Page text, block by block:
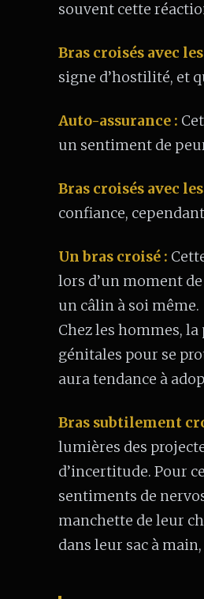
souvent cette
Bras croisés avec
signe d’hostilité, et
Auto-assurance :
un sentiment de
Bras croisés avec
confiance,
Un bras croisé :
lors d’un moment
un câlin à soi même.
Chez les hommes,
génitales pour se
aura tendance à
Bras subtilement
lumières des
d’incertitude. Pour
sentiments de
manchette de leur
dans leur sac à main,